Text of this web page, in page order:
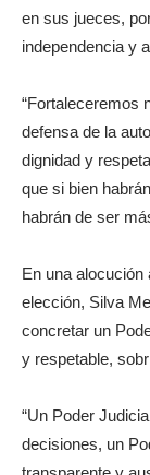
en sus jueces,
independencia y
“Fortaleceremos
defensa de la
dignidad y
que si bien
habrán de ser
En una alocución
elección, Silva
concretar un
y respetable,
“Un Poder
decisiones, un